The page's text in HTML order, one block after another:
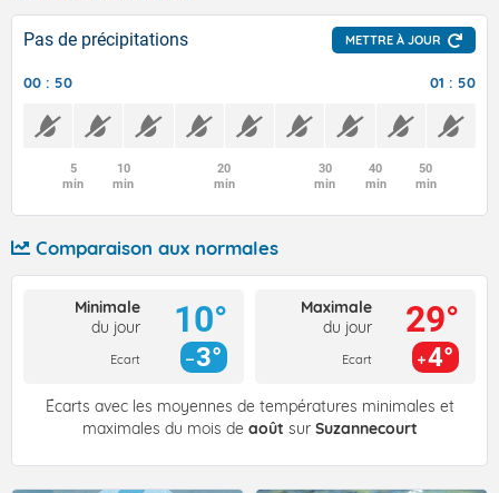
Pas de précipitations METTRE À JOUR
00 : 50 01 : 50
5
min
10
min
20
min
30
min
40
min
50
min
Comparaison aux normales
Minimale
du jour
Ecart
10°
3°
Maximale
du jour
Ecart
29°
4°
Écarts avec les moyennes de températures minimales et
maximales du mois de août sur Suzannecourt